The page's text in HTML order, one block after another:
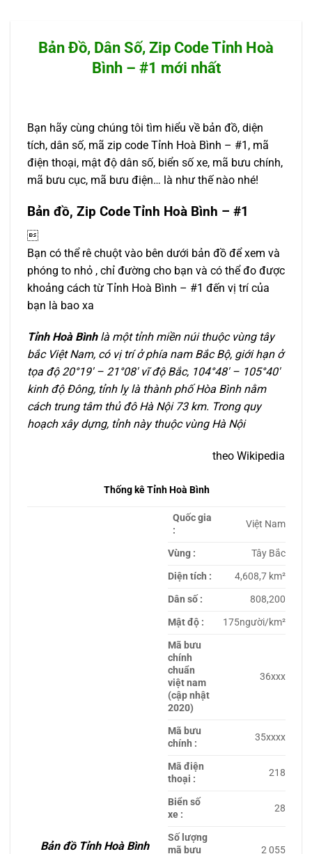
Bản Đồ, Dân Số, Zip Code Tỉnh Hoà
Bình – #1 mới nhất
Bạn hãy cùng chúng tôi tìm hiểu về bản đồ, diện
tích, dân số, mã zip code Tỉnh Hoà Bình – #1, mã
điện thoại, mật độ dân số, biển số xe, mã bưu chính,
mã bưu cục, mã bưu điện… là như thế nào nhé!
Bản đồ, Zip Code Tỉnh Hoà Bình – #1

Bạn có thể rê chuột vào bên dưới bản đồ để xem và
phóng to nhỏ , chỉ đường cho bạn và có thể đo được
khoảng cách từ Tỉnh Hoà Bình – #1 đến vị trí của
bạn là bao xa
Tỉnh Hoà Bìnhlà một tỉnh miền núi thuộc vùng tây
bắc Việt Nam, có vị trí ở phía nam Bắc Bộ, giới hạn ở
tọa độ 20°19′ – 21°08′ vĩ độ Bắc, 104°48′ – 105°40′
kinh độ Đông, tỉnh lỵ là thành phố Hòa Bình nằm
cách trung tâm thủ đô Hà Nội 73 km. Trong quy
hoạch xây dựng, tỉnh này thuộc vùng Hà Nội
theo Wikipedia
Thống kê Tỉnh Hoà Bình
Bản đồ Tỉnh Hoà Bình
Quốc gia
:
Việt Nam
Vùng :
Tây Bắc
Diện tích :
4,608,7 km²
Dân số :
808,200
Mật độ :
175người/km²
Mã bưu
chính
chuẩn
việt nam
(cập nhật
2020)
36xxx
Mã bưu
chính :
35xxxx
Mã điện
thoại :
218
Biển số
xe :
28
Số lượng
mã bưu
2 055